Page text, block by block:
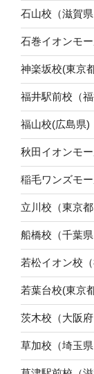
石山校（滋賀県
石巻イオンモー
神楽坂校(東京
福井駅前校（福
福山校(広島県)
秋田イオンモー
稲毛ワンズモ
立川校（東京都
船橋校（千葉県
若松イオン校（
若葉台校(東京
茨木校（大阪府
草加校（埼玉県